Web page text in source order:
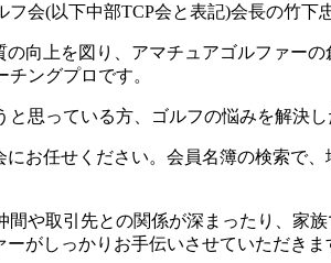
会(以下中部TCP会と表記)会長の竹下
の向上を図り、アマチュアゴルファー
ングプロです。
と思っている方、ゴルフの悩みを解決
にお任せください。会員名簿の検索で
間や取引先との関係が深まったり、家
がしっかりお手伝いさせていただきま